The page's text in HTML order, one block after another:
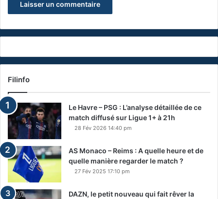
Filinfo
Le Havre – PSG : L’analyse détaillée de ce
match diffusé sur Ligue 1+ à 21h
28 Fév 2026 14:40 pm
AS Monaco – Reims : A quelle heure et de
quelle manière regarder le match ?
27 Fév 2025 17:10 pm
DAZN, le petit nouveau qui fait rêver la